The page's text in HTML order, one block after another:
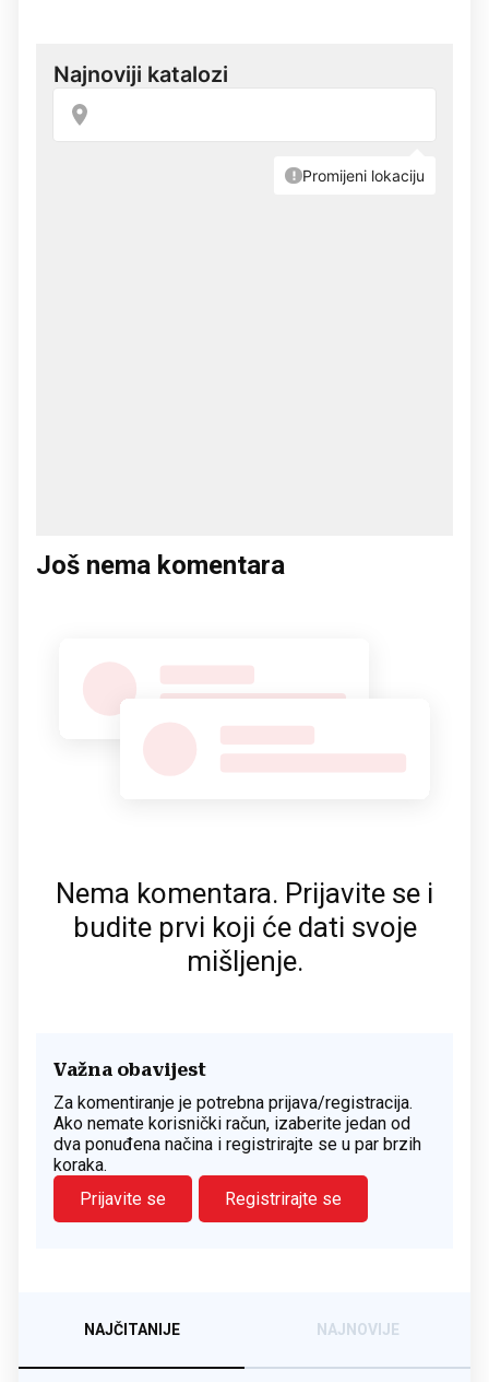
Još nema komentara
Nema komentara. Prijavite se i
budite prvi koji će dati svoje
mišljenje.
Važna obavijest
Za komentiranje je potrebna prijava/registracija.
Ako nemate korisnički račun, izaberite jedan od
dva ponuđena načina i registrirajte se u par brzih
koraka.
Prijavite se
Registrirajte se
NAJČITANIJE NAJNOVIJE